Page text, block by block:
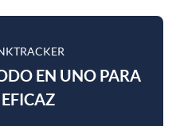
EN UNO PARA